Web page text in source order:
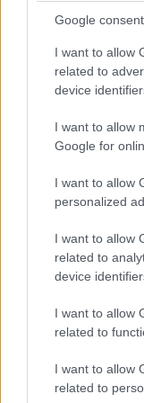
Google
I want to allow
related to
device
I want to allow
Google for
I want to allow
personalized
I want to allow
related to
device
I want to allow
related to
I want to allow
related to
Brundle
harcoló lengyel
Inter Europol,
Amit
WRT emelőjével,
biztosan veszítenek
A Próban
van. Ezt egy safety
erőből ezt még
az amatőrök között.
A különbség